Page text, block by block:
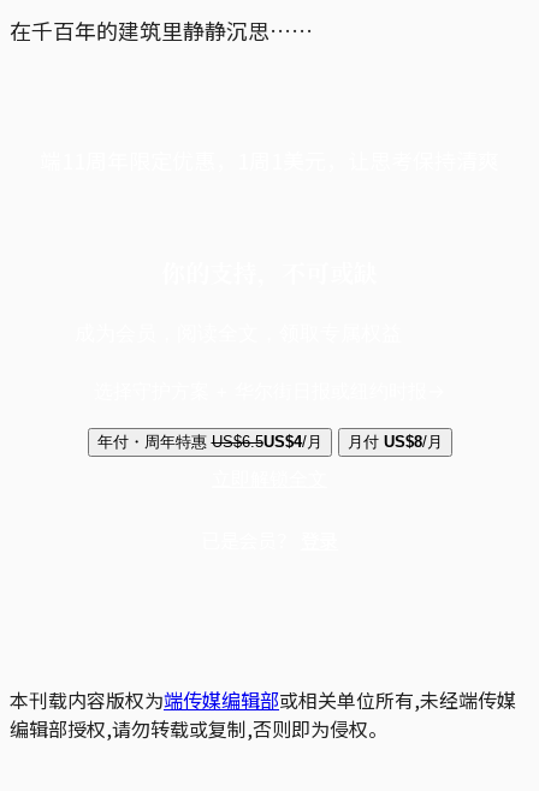
在千百年的建筑里静静沉思……
年付・周年特惠 US$6.5US$4/月 月付 US$8/月
本刊载内容版权为端传媒编辑部或相关单位所有,未经端传媒
编辑部授权,请勿转载或复制,否则即为侵权。